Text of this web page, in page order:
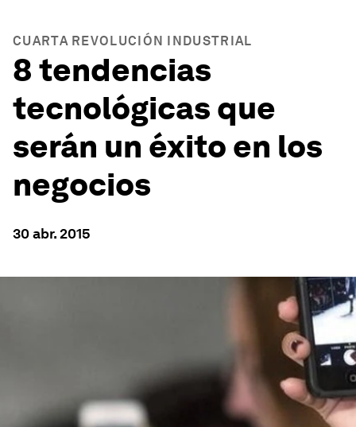
CUARTA REVOLUCIÓN INDUSTRIAL
8 tendencias
tecnológicas que
serán un éxito en los
negocios
30 abr. 2015